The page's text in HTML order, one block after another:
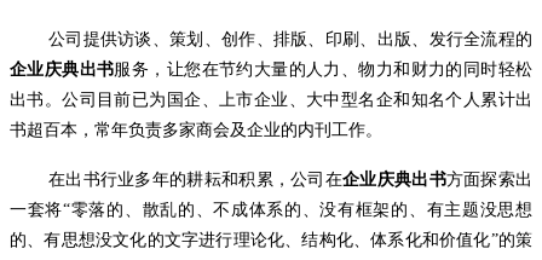
公司提供访谈、策划、创作、排版、印刷、出版、发行全流程的
企业庆典出书服务，让您在节约大量的人力、物力和财力的同时轻松
出书。公司目前已为国企、上市企业、大中型名企和知名个人累计出
书超百本，常年负责多家商会及企业的内刊工作。
在出书行业多年的耕耘和积累，公司在企业庆典出书方面探索出
一套将“零落的、散乱的、不成体系的、没有框架的、有主题没思想
的、有思想没文化的文字进行理论化、结构化、体系化和价值化”的策